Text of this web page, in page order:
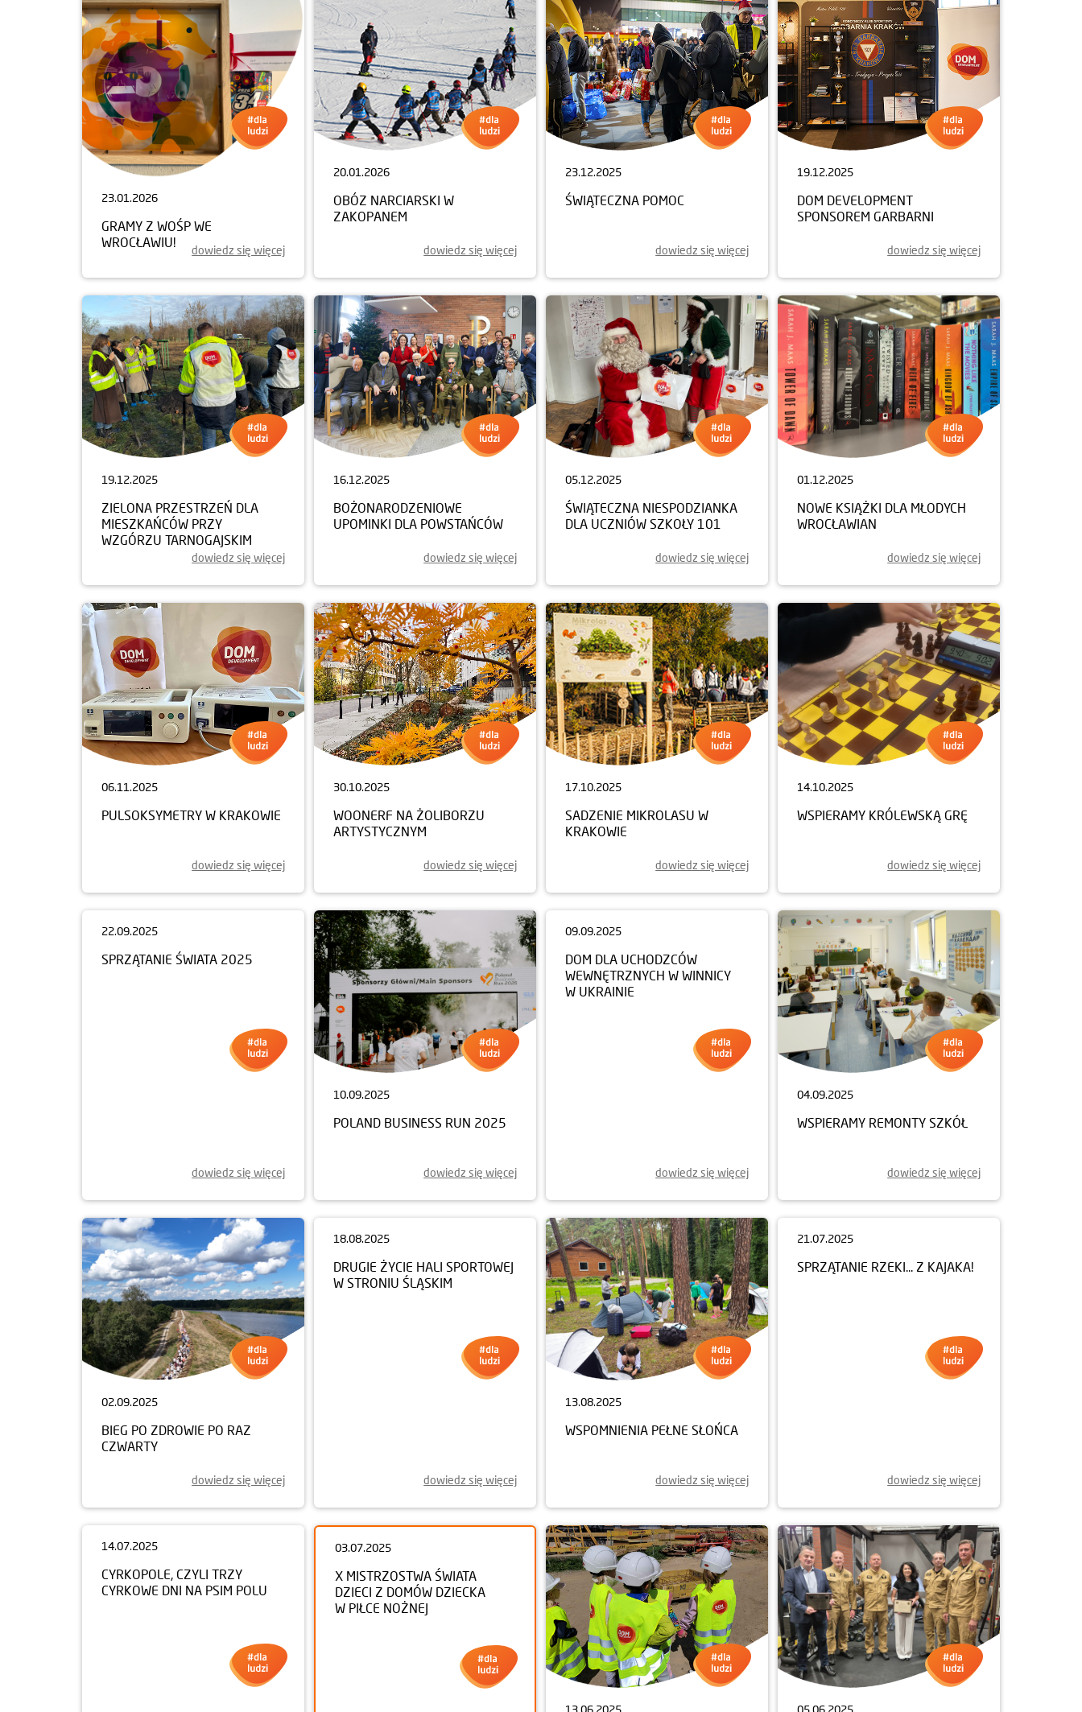
23.01.2026
GRAMY Z WOŚP WE
WROCŁAWIU!
dowiedz się więcej
20.01.2026
OBÓZ NARCIARSKI W
ZAKOPANEM
dowiedz się więcej
23.12.2025
ŚWIĄTECZNA POMOC
dowiedz się więcej
19.12.2025
DOM DEVELOPMENT
SPONSOREM GARBARNI
dowiedz się więcej
19.12.2025
ZIELONA PRZESTRZEŃ DLA
MIESZKAŃCÓW PRZY
WZGÓRZU TARNOGAJSKIM
dowiedz się więcej
16.12.2025
BOŻONARODZENIOWE
UPOMINKI DLA POWSTAŃCÓW
dowiedz się więcej
05.12.2025
ŚWIĄTECZNA NIESPODZIANKA
DLA UCZNIÓW SZKOŁY 101
dowiedz się więcej
01.12.2025
NOWE KSIĄŻKI DLA MŁODYCH
WROCŁAWIAN
dowiedz się więcej
06.11.2025
PULSOKSYMETRY W KRAKOWIE
dowiedz się więcej
30.10.2025
WOONERF NA ŻOLIBORZU
ARTYSTYCZNYM
dowiedz się więcej
17.10.2025
SADZENIE MIKROLASU W
KRAKOWIE
dowiedz się więcej
14.10.2025
WSPIERAMY KRÓLEWSKĄ GRĘ
dowiedz się więcej
dowiedz się więcej
10.09.2025
POLAND BUSINESS RUN 2025
dowiedz się więcej dowiedz się więcej
04.09.2025
WSPIERAMY REMONTY SZKÓŁ
dowiedz się więcej
02.09.2025
BIEG PO ZDROWIE PO RAZ
CZWARTY
dowiedz się więcej dowiedz się więcej
13.08.2025
WSPOMNIENIA PEŁNE SŁOŃCA
dowiedz się więcej dowiedz się więcej
13.06.2025 05.06.2025